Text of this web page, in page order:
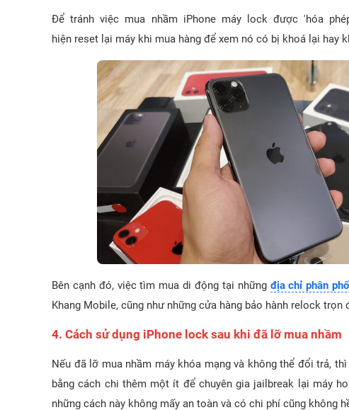
Để tránh việc mua nhầm iPhone máy lock được 'hóa
hiện reset lại máy khi mua hàng để xem nó có bị khoá lại hay
Bên cạnh đó, việc tìm mua di động tại những địa chỉ phân
Khang Mobile, cũng như những cửa hàng bảo hành relock
4. Cách sử dụng iPhone lock sau khi đã lỡ mua nhầm
Nếu đã lỡ mua nhầm máy khóa mạng và không thể đổi trả,
bằng cách chi thêm một ít để chuyên gia jailbreak lại máy
những cách này không mấy an toàn và có chi phí cũng không